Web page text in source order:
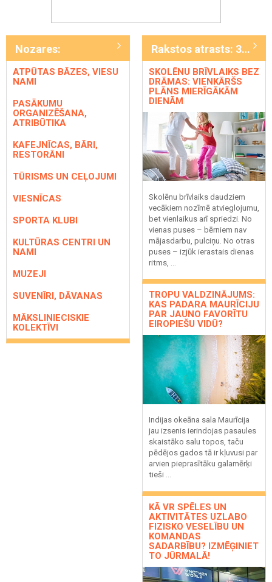
Nozares:
ATPŪTAS BĀZES, VIESU
NAMI
PASĀKUMU
ORGANIZĒŠANA,
ATRIBŪTIKA
KAFEJNĪCAS, BĀRI,
RESTORĀNI
TŪRISMS UN CEĻOJUMI
VIESNĪCAS
SPORTA KLUBI
KULTŪRAS CENTRI UN
NAMI
MUZEJI
SUVENĪRI, DĀVANAS
MĀKSLINIECISKIE
KOLEKTĪVI
Rakstos atrasts: 346
SKOLĒNU BRĪVLAIKS BEZ
DRĀMAS: VIENKĀRŠS
PLĀNS MIERĪGĀKĀM
DIENĀM
Skolēnu brīvlaiks daudziem
vecākiem nozīmē atvieglojumu,
bet vienlaikus arī spriedzi. No
vienas puses – bērniem nav
mājasdarbu, pulciņu. No otras
puses – izjūk ierastais dienas
ritms, ...
TROPU VALDZINĀJUMS:
KAS PADARA MAURĪCIJU
PAR JAUNO FAVORĪTU
EIROPIEŠU VIDŪ?
Indijas okeāna sala Maurīcija
jau izsenis ierindojas pasaules
skaistāko salu topos, taču
pēdējos gados tā ir kļuvusi par
arvien pieprasītāku galamērķi
tieši ...
KĀ VR SPĒLES UN
AKTIVITĀTES UZLABO
FIZISKO VESELĪBU UN
KOMANDAS
SADARBĪBU? IZMĒĢINIET
TO JŪRMALĀ!